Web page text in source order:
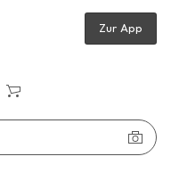
Zur App